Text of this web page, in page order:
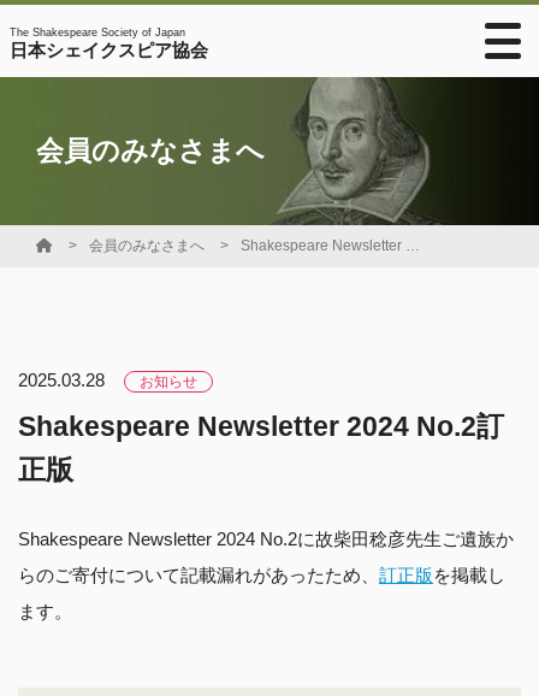
The Shakespeare Society of Japan
日本シェイクスピア協会
会員のみなさまへ
会員のみなさまへ Shakespeare Newsletter 2024 No.2訂正版
2025.03.28 お知らせ
Shakespeare Newsletter 2024 No.2訂
正版
Shakespeare Newsletter 2024 No.2に故柴田稔彦先生ご遺族か
らのご寄付について記載漏れがあったため、 訂正版を掲載し
ます。